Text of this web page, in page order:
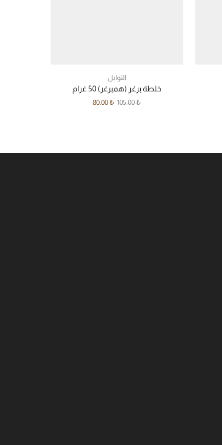
التوابل
خلطة برغر (همبرغر) 50 غرام
105.00₺
80.00₺